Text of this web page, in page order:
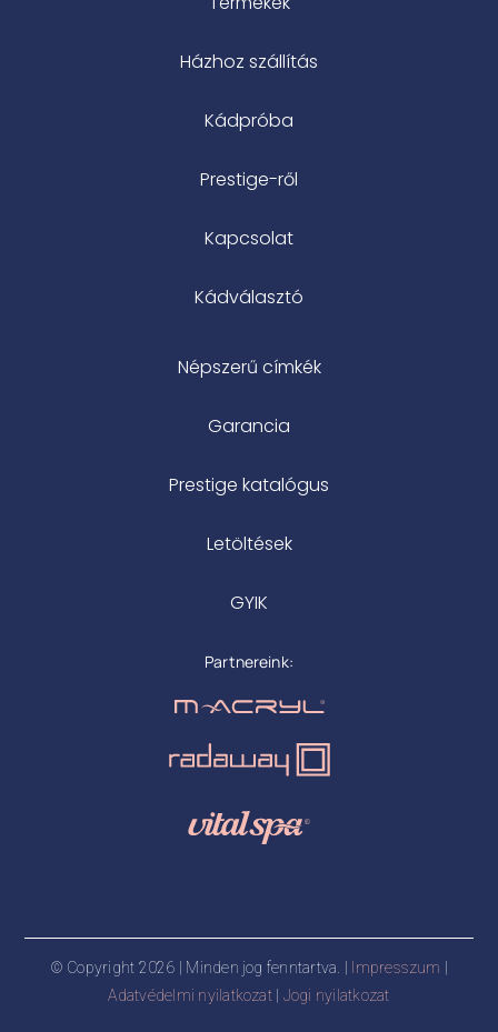
Házhoz szállítás
Kádpróba
Prestige-ről
Kapcsolat
Kádválasztó
Népszerű címkék
Garancia
Prestige katalógus
Letöltések
GYIK
Partnereink:
© Copyright 2026 | Minden jog fenntartva. | Impresszum
Adatvédelmi nyilatkozat| Jogi nyilatkozat